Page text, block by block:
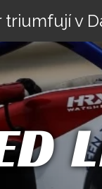
triumfují v